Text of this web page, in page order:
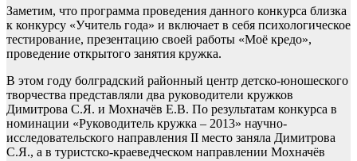
Заметим, что программа проведения данного конкурса близка
к конкурсу «Учитель года» и включает в себя психологическое
тестирование, презентацию своей работы «Моё кредо»,
проведение открытого занятия кружка.
В этом году болградский районный центр детско-юношеского
творчества представляли два руководители кружков
Димитрова С.Я. и Мохначёв Е.В. По результатам конкурса в
номинации «Руководитель кружка – 2013» научно-
исследовательского направления II место заняла Димитрова
С.Я., а в туристско-краеведческом направлении Мохначёв